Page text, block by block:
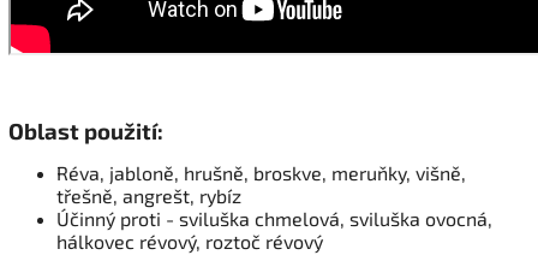
Oblast použití:
Réva, jabloně, hrušně, broskve, meruňky, višně,
třešně, angrešt, rybíz
Účinný proti - sviluška chmelová, sviluška ovocná,
hálkovec révový, roztoč révový